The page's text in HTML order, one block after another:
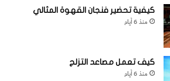
كيفية تحضير فنجان القهوة المثالي
منذ 6 أيام
كيف تعمل مصاعد التزلج
منذ 6 أيام